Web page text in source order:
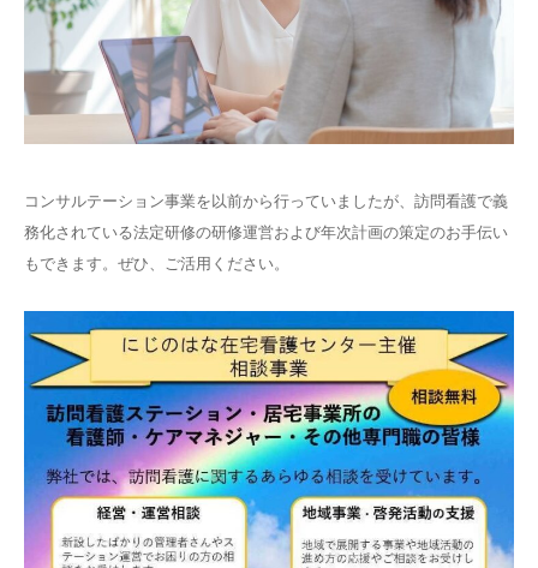
コンサルテーション事業を以前から行っていましたが、訪問看護で義
務化されている法定研修の研修運営および年次計画の策定のお手伝い
もできます。ぜひ、ご活用ください。